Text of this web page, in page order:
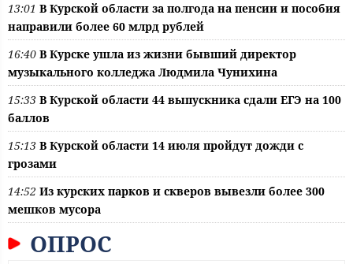
13:01 В Курской области за полгода на пенсии и пособия
направили более 60 млрд рублей
16:40 В Курске ушла из жизни бывший директор
музыкального колледжа Людмила Чунихина
15:33 В Курской области 44 выпускника сдали ЕГЭ на 100
баллов
15:13 В Курской области 14 июля пройдут дожди с
грозами
14:52 Из курских парков и скверов вывезли более 300
мешков мусора
ОПРОС